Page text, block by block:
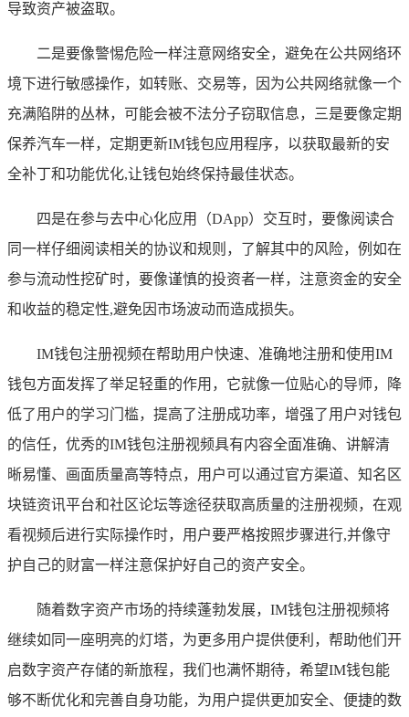
导致资产被盗取。
二是要像警惕危险一样注意网络安全，避免在公共网络环
境下进行敏感操作，如转账、交易等，因为公共网络就像一个
充满陷阱的丛林，可能会被不法分子窃取信息，三是要像定期
保养汽车一样，定期更新IM钱包应用程序，以获取最新的安
全补丁和功能优化,让钱包始终保持最佳状态。
四是在参与去中心化应用（DApp）交互时，要像阅读合
同一样仔细阅读相关的协议和规则，了解其中的风险，例如在
参与流动性挖矿时，要像谨慎的投资者一样，注意资金的安全
和收益的稳定性,避免因市场波动而造成损失。
IM钱包注册视频在帮助用户快速、准确地注册和使用IM
钱包方面发挥了举足轻重的作用，它就像一位贴心的导师，降
低了用户的学习门槛，提高了注册成功率，增强了用户对钱包
的信任，优秀的IM钱包注册视频具有内容全面准确、讲解清
晰易懂、画面质量高等特点，用户可以通过官方渠道、知名区
块链资讯平台和社区论坛等途径获取高质量的注册视频，在观
看视频后进行实际操作时，用户要严格按照步骤进行,并像守
护自己的财富一样注意保护好自己的资产安全。
随着数字资产市场的持续蓬勃发展，IM钱包注册视频将
继续如同一座明亮的灯塔，为更多用户提供便利，帮助他们开
启数字资产存储的新旅程，我们也满怀期待，希望IM钱包能
够不断优化和完善自身功能，为用户提供更加安全、便捷的数